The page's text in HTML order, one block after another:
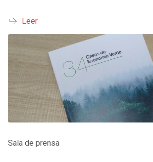
Leer
Sala de prensa